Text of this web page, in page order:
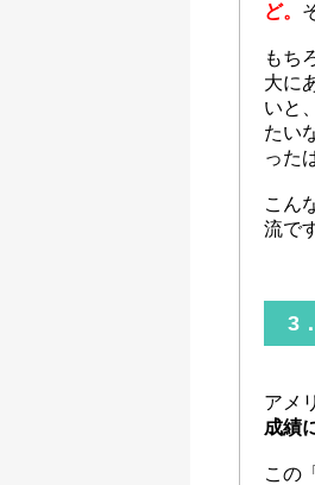
ど。
もち
大に
いと
たい
った
こん
流で
3
アメ
成績
この